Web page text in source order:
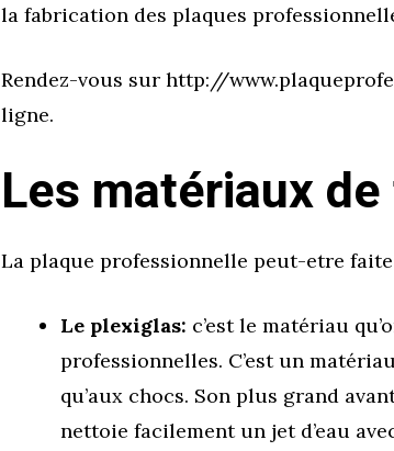
la fabrication des plaques
Rendez-vous sur http://
ligne.
Les matériaux
La plaque professionnelle peut-etre
Le plexiglas: c’est le matériau
professionnelles. C’est un
qu’aux chocs. Son plus grand
nettoie facilement un jet d’eau